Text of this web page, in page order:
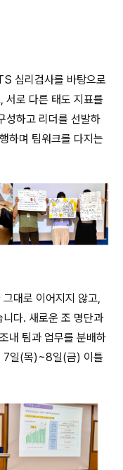
심리검사를 바탕으로
서로 다른 태도 지표를
성하고 리더를 선발하
하며 팀워크를 다지는
대로 이어지지 않고,
다. 새로운 조 명단과
내 팀과 업무를 분배하
7일(목)~8일(금) 이틀